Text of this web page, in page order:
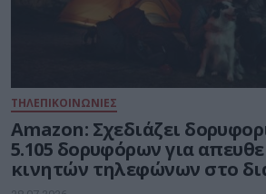
ΤΗΛΕΠΙΚΟΙΝΩΝΙΕΣ
Amazon: Σχεδιάζει
5.105 δορυφόρων για
κινητών τηλεφώνων στο